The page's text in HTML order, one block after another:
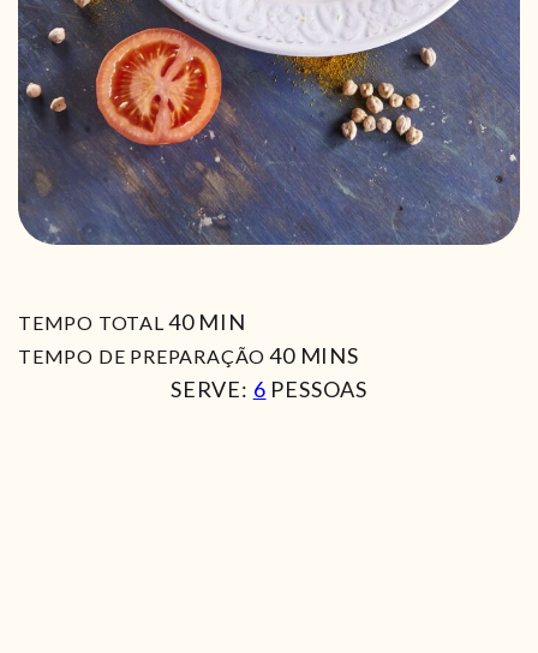
TEMPO TOTAL 40MIN
MIN
TEMPO DE PREPARAÇÃO 40MIN
MINS
SERVE: 6 PESSOAS